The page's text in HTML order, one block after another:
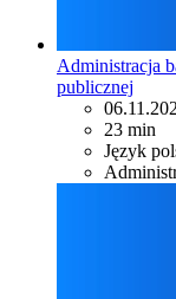
Administracja
publicznej
23 min
Język